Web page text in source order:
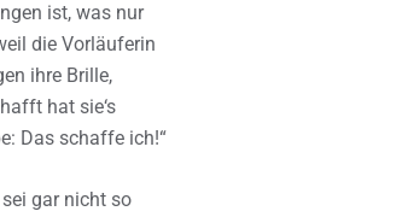
ist, was nur
die Vorläuferin
ihre Brille,
hat sie‘s
Das schaffe ich!“
gar nicht so